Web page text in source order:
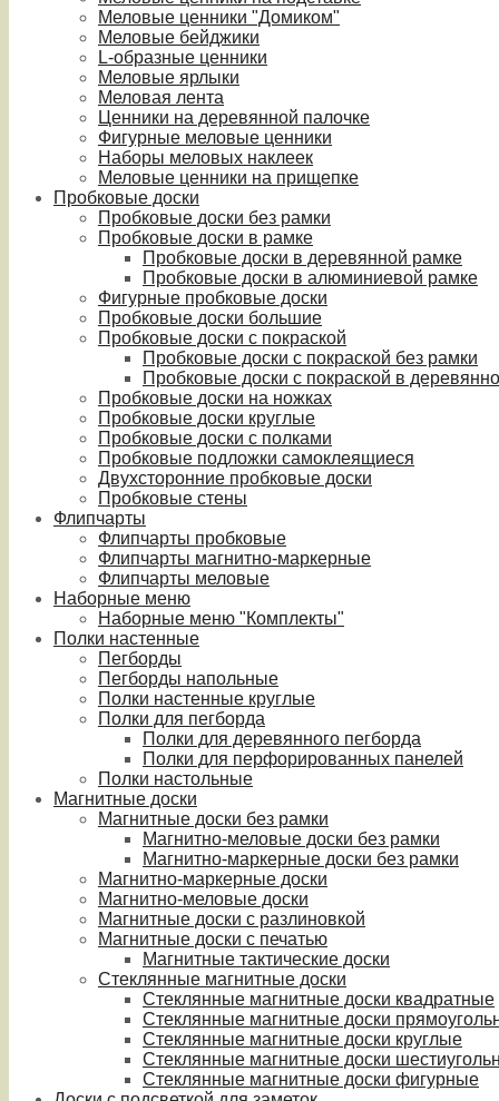
Меловые ценники "Домиком"
Меловые бейджики
L-образные ценники
Меловые ярлыки
Меловая лента
Ценники на деревянной палочке
Фигурные меловые ценники
Наборы меловых наклеек
Меловые ценники на прищепке
Пробковые доски
Пробковые доски без рамки
Пробковые доски в рамке
Пробковые доски в деревянной рамке
Пробковые доски в алюминиевой рамке
Фигурные пробковые доски
Пробковые доски большие
Пробковые доски с покраской
Пробковые доски с покраской без рамки
Пробковые доски с покраской в
Пробковые доски на ножках
Пробковые доски круглые
Пробковые доски с полками
Пробковые подложки самоклеящиеся
Двухсторонние пробковые доски
Пробковые стены
Флипчарты
Флипчарты пробковые
Флипчарты магнитно-маркерные
Флипчарты меловые
Наборные меню
Наборные меню "Комплекты"
Полки настенные
Пегборды
Пегборды напольные
Полки настенные круглые
Полки для пегборда
Полки для деревянного пегборда
Полки для перфорированных панелей
Полки настольные
Магнитные доски
Магнитные доски без рамки
Магнитно-меловые доски без рамки
Магнитно-маркерные доски без рамки
Магнитно-маркерные доски
Магнитно-меловые доски
Магнитные доски с разлиновкой
Магнитные доски с печатью
Магнитные тактические доски
Стеклянные магнитные доски
Стеклянные магнитные доски квадратные
Стеклянные магнитные доски
Стеклянные магнитные доски круглые
Стеклянные магнитные доски
Стеклянные магнитные доски фигурные